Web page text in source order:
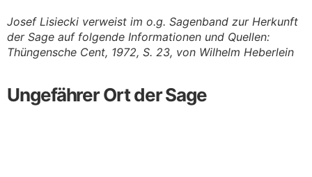
Josef Lisiecki verweist im o.g. Sagenband zur Herkunft
der Sage auf folgende Informationen und Quellen:
Thüngensche Cent, 1972, S. 23, von Wilhelm Heberlein
Ungefährer Ort der Sage